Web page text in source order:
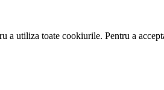
a utiliza toate cookiurile. Pentru a